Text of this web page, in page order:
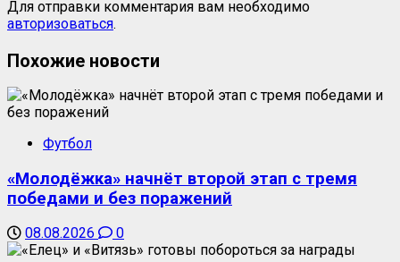
Для отправки комментария вам необходимо
авторизоваться.
Похожие новости
Футбол
«Молодёжка» начнёт второй этап с тремя
победами и без поражений
08.08.2026 0